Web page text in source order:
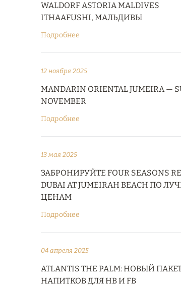
WALDORF ASTORIA MALDIVES
ITHAAFUSHI, МАЛЬДИВЫ
Подробнее
12 ноября 2025
MANDARIN ORIENTAL JUMEIRA —
NOVEMBER
Подробнее
13 мая 2025
ЗАБРОНИРУЙТЕ FOUR SEASONS
DUBAI AT JUMEIRAH BEACH ПО
ЦЕНАМ
Подробнее
04 апреля 2025
ATLANTIS THE PALM: НОВЫЙ
НАПИТКОВ ДЛЯ HB И FB